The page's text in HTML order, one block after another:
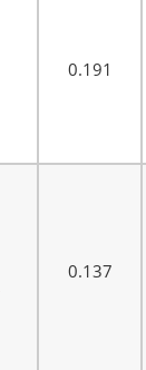
0.191
0.137